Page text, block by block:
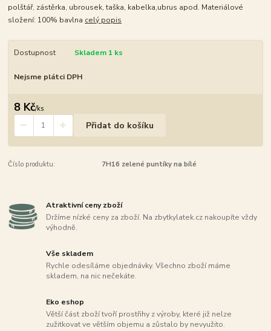
polštář, zástěrka, ubrousek, taška, kabelka,ubrus apod. Materiálové
složení: 100% bavlna celý popis
Dostupnost Skladem 1 ks
Nejsme plátci DPH
8 Kč/ks
Přidat do košíku
Číslo produktu: 7H16 zelené puntíky na bílé
Atraktivní ceny zboží
Držíme nízké ceny za zboží. Na zbytkylatek.cz nakoupíte vždy
výhodně.
Vše skladem
Rychle odesíláme objednávky. Všechno zboží máme
skladem, na nic nečekáte.
Eko eshop
Větší část zboží tvoří prostřihy z výroby, které již nelze
zužitkovat ve větším objemu a zůstalo by nevyužito.